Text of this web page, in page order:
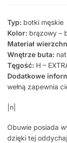
Typ: botki męskie
Kolor: brązowy –
Materiał
Wnętrze buta:
Tęgość: H –
Dodatkowe
wełną zapewnia
|n|
Obuwie posiada
dzięki tej